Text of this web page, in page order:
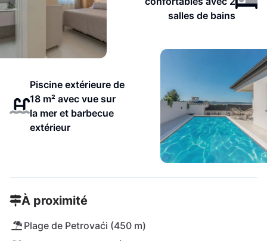
salles de bains
Piscine extérieure de
18 m² avec vue sur
la mer et barbecue
extérieur
À proximité
Plage de Petrovaći (450 m)